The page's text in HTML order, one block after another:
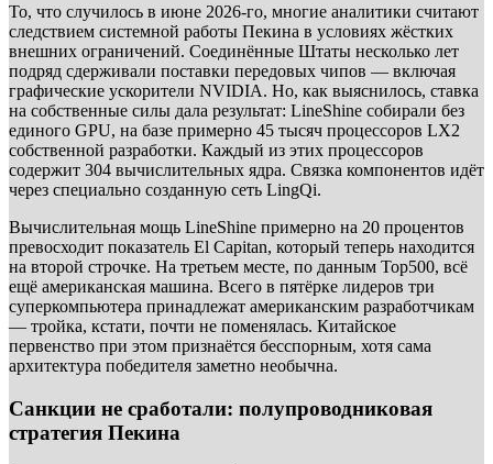
То, что случилось в июне 2026-го, многие аналитики считают
следствием системной работы Пекина в условиях жёстких
внешних ограничений. Соединённые Штаты несколько лет
подряд сдерживали поставки передовых чипов — включая
графические ускорители NVIDIA. Но, как выяснилось, ставка
на собственные силы дала результат: LineShine собирали без
единого GPU, на базе примерно 45 тысяч процессоров LX2
собственной разработки. Каждый из этих процессоров
содержит 304 вычислительных ядра. Связка компонентов идёт
через специально созданную сеть LingQi.
Вычислительная мощь LineShine примерно на 20 процентов
превосходит показатель El Capitan, который теперь находится
на второй строчке. На третьем месте, по данным Top500, всё
ещё американская машина. Всего в пятёрке лидеров три
суперкомпьютера принадлежат американским разработчикам
— тройка, кстати, почти не поменялась. Китайское
первенство при этом признаётся бесспорным, хотя сама
архитектура победителя заметно необычна.
Санкции не сработали: полупроводниковая
стратегия Пекина